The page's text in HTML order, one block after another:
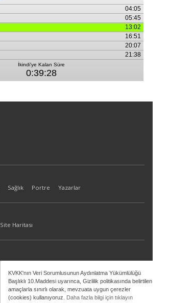
KVKK'nın Veri Sorumlusunun Aydınlatma Yükümlülüğü
Başlıklı 10.Maddesi uyarınca, Gizlilik politikasında belirtilen
amaçlarla sınırlı olarak, mevzuata uygun çerezler
(cookies) kullanıyoruz. Daha fazla bilgi için tıklayın
Sağlık Portre Yazarlar
Site Haritası